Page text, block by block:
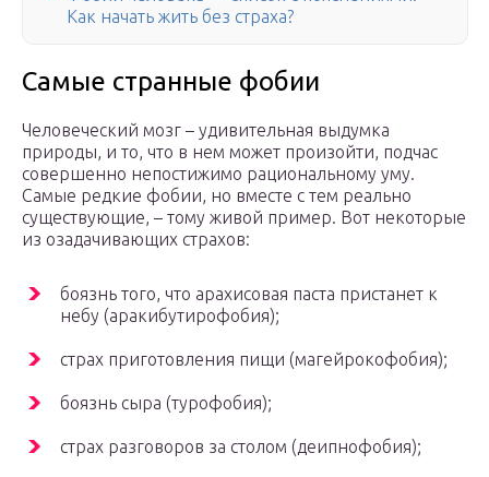
Как начать жить без страха?
Самые странные фобии
Человеческий мозг – удивительная выдумка
природы, и то, что в нем может произойти, подчас
совершенно непостижимо рациональному уму.
Самые редкие фобии, но вместе с тем реально
существующие, – тому живой пример. Вот некоторые
из озадачивающих страхов:
боязнь того, что арахисовая паста пристанет к
небу (аракибутирофобия);
страх приготовления пищи (магейрокофобия);
боязнь сыра (турофобия);
страх разговоров за столом (деипнофобия);